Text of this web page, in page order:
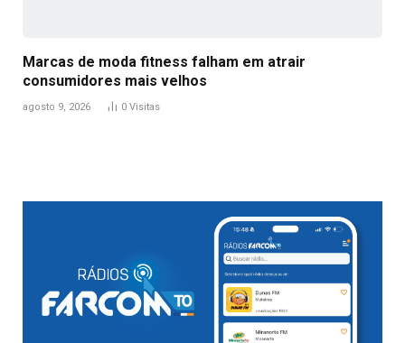
Marcas de moda fitness falham em atrair
consumidores mais velhos
agosto 9, 2026 0 Visitas